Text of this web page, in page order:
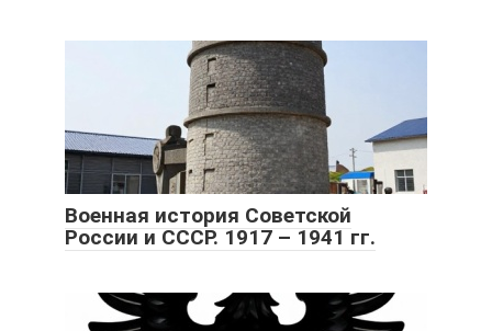
Военная история Советской
России и СССР. 1917 – 1941 гг.